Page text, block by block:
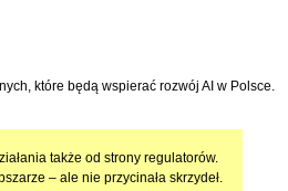
które będą wspierać rozwój AI w Polsce.
także od strony regulatorów.
– ale nie przycinała skrzydeł.